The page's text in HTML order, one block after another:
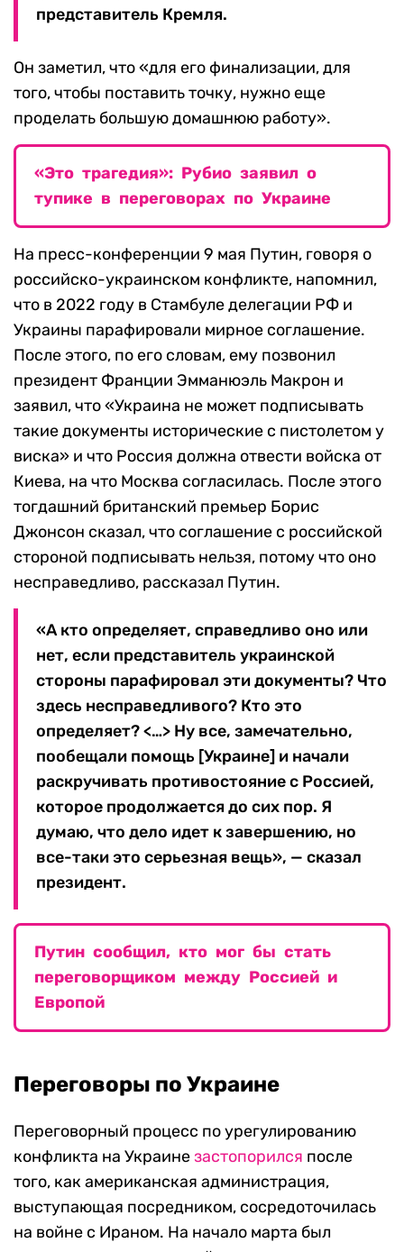
представитель Кремля.
Он заметил, что «для его финализации, для
того, чтобы поставить точку, нужно еще
проделать большую домашнюю работу».
«Это трагедия»: Рубио заявил о
тупике в переговорах по Украине
На пресс-конференции 9 мая Путин, говоря о
российско-украинском конфликте, напомнил,
что в 2022 году в Стамбуле делегации РФ и
Украины парафировали мирное соглашение.
После этого, по его словам, ему позвонил
президент Франции Эмманюэль Макрон и
заявил, что «Украина не может подписывать
такие документы исторические с пистолетом у
виска» и что Россия должна отвести войска от
Киева, на что Москва согласилась. После этого
тогдашний британский премьер Борис
Джонсон сказал, что соглашение с российской
стороной подписывать нельзя, потому что оно
несправедливо, рассказал Путин.
«А кто определяет, справедливо оно или
нет, если представитель украинской
стороны парафировал эти документы? Что
здесь несправедливого? Кто это
определяет? <…> Ну все, замечательно,
пообещали помощь [Украине] и начали
раскручивать противостояние с Россией,
которое продолжается до сих пор. Я
думаю, что дело идет к завершению, но
все-таки это серьезная вещь», — сказал
президент.
Путин сообщил, кто мог бы стать
переговорщиком между Россией и
Европой
Переговоры по Украине
Переговорный процесс по урегулированию
конфликта на Украинезастопорился после
того, как американская администрация,
выступающая посредником, сосредоточилась
на войне с Ираном. На начало марта был